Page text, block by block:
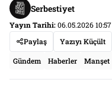
Serbestiyet
Yayın Tarihi:06.05.2026 10:57
Paylaş
Yazıyı Küçült
Gündem Haberler Manşet